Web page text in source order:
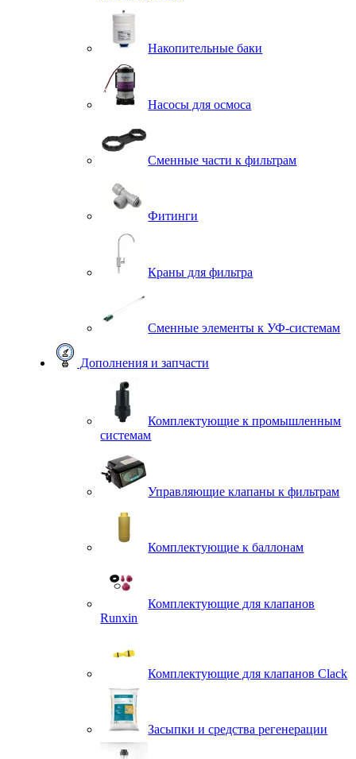
Накопительные баки
Насосы для осмоса
Сменные части к фильтрам
Фитинги
Краны для фильтра
Сменные элементы к УФ-системам
Дополнения и запчасти
Комплектующие к промышленным
системам
Управляющие клапаны к фильтрам
Комплектующие к баллонам
Комплектующие для клапанов
Runxin
Комплектующие для клапанов Clack
Засыпки и средства регенерации